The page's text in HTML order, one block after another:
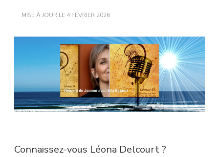
MISE À JOUR LE 4 FÉVRIER 2026
Connaissez-vous Léona Delcourt ?